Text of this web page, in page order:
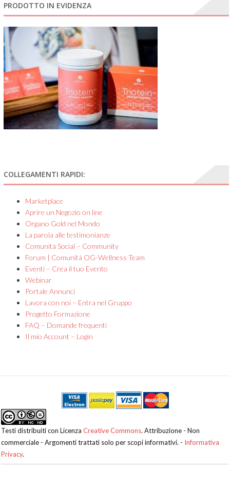
PRODOTTO IN EVIDENZA
COLLEGAMENTI RAPIDI:
Marketplace
Aprire un Negozio on line
Organo Gold nel Mondo
La parola alle testimonianze
Comunità Social – Community
Forum | Comunità OG-Wellness Team
Eventi – Crea il tuo Evento
Webinar
Portale Annunci
Lavora con noi – Entra nel Gruppo
Progetto Formazione
FAQ – Domande frequenti
Il mio Account – Login
Testi distribuiti con LicenzaCreative Commons. Attribuzione - Non
commerciale - Argomenti trattati solo per scopi informativi. - Informativa
Privacy.